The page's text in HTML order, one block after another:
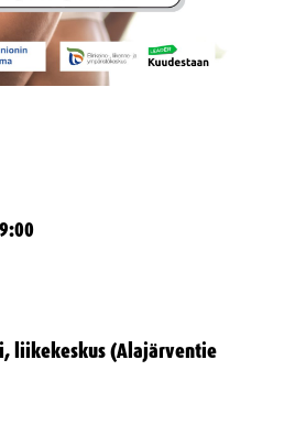
liikekeskus (Alajärventie